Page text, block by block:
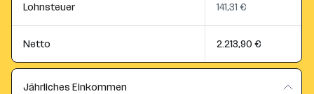
Lohnsteuer 141,31 €
Netto 2.213,90 €
Jährliches Einkommen